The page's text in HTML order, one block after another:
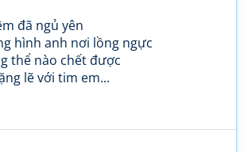
đã ngủ yên
hình anh nơi lồng ngực
thể nào chết được
lẽ với tim em...